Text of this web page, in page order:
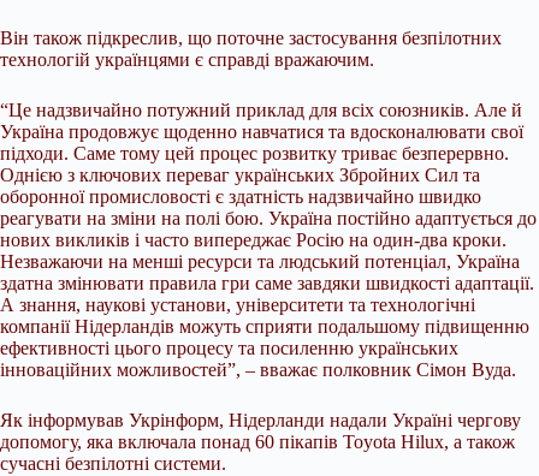
Він також підкреслив, що поточне застосування безпілотних
технологій українцями є справді вражаючим.
“Це надзвичайно потужний приклад для всіх союзників. Але й
Україна продовжує щоденно навчатися та вдосконалювати свої
підходи. Саме тому цей процес розвитку триває безперервно.
Однією з ключових переваг українських Збройних Сил та
оборонної промисловості є здатність надзвичайно швидко
реагувати на зміни на полі бою. Україна постійно адаптується до
нових викликів і часто випереджає Росію на один-два кроки.
Незважаючи на менші ресурси та людський потенціал, Україна
здатна змінювати правила гри саме завдяки швидкості адаптації.
А знання, наукові установи, університети та технологічні
компанії Нідерландів можуть сприяти подальшому підвищенню
ефективності цього процесу та посиленню українських
інноваційних можливостей”, – вважає полковник Сімон Вуда.
Як інформував Укрінформ, Нідерланди надали Україні чергову
допомогу, яка включала понад 60 пікапів Toyota Hilux, а також
сучасні безпілотні системи.